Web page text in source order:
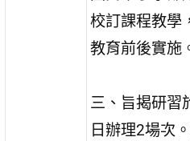
校訂課程教學
教育前後實施
三、旨揭研習
日辦理2場次